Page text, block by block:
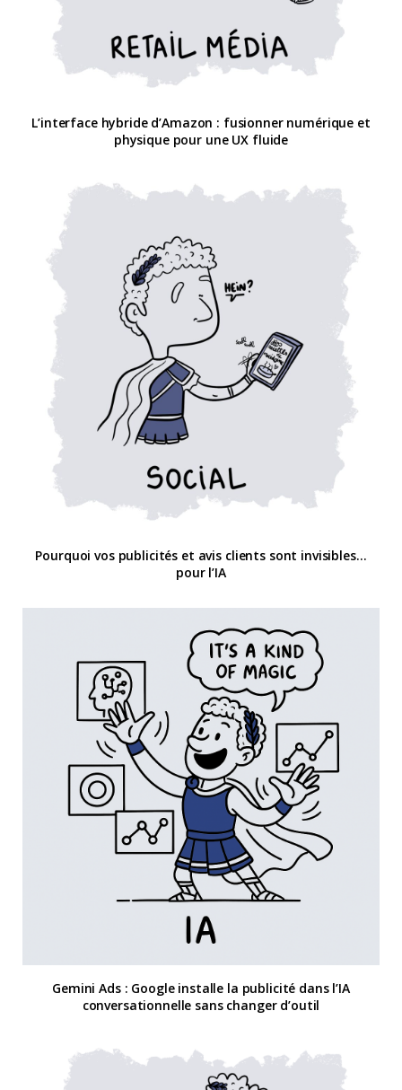
L’interface hybride d’Amazon : fusionner numérique et
physique pour une UX fluide
Pourquoi vos publicités et avis clients sont invisibles…
pour l’IA
Gemini Ads : Google installe la publicité dans l’IA
conversationnelle sans changer d’outil